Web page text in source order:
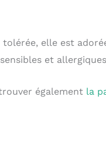
elle est
et
également la